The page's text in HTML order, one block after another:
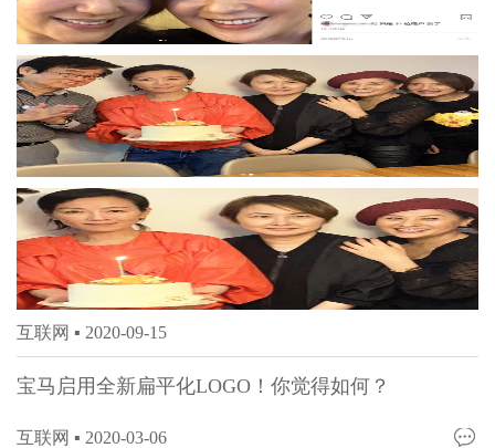
互联网 ▪ 2020-09-15
宝马启用全新扁平化LOGO！你觉得如何？
互联网 ▪ 2020-03-06